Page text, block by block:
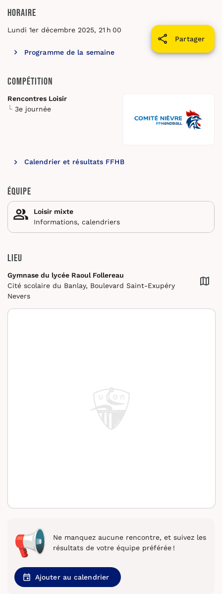
Horaire
Partager
Lundi 1er décembre 2025, 21 h 00
Programme de la semaine
Compétition
Rencontres Loisir
3e journée
Calendrier et résultats FFHB
Équipe
Loisir mixte
Informations, calendriers
Lieu
Gymnase du lycée Raoul Follereau
Cité scolaire du Banlay, Boulevard Saint-Exupéry
Nevers
Ne manquez aucune rencontre, et suivez les
résultats de votre équipe préférée !
Ajouter au calendrier